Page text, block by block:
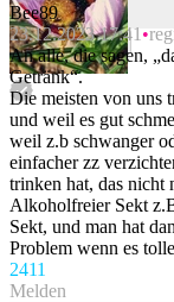
Beitrag melden
Bee89
23.12.2023 17:41
An alle, die sagen,
Getränk“.
Die meisten von uns
und weil es gut
weil z.b schwanger
einfacher zz
trinken hat, das nicht
Alkoholfreier Sekt
Sekt, und man hat
Problem wenn es
2411
Melden